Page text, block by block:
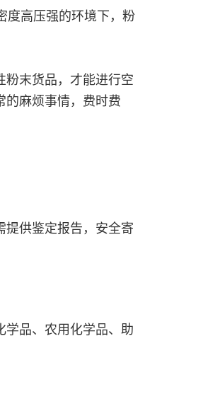
度高压强的环境下，粉
粉末货品，才能进行空
的麻烦事情，费时费
提供鉴定报告，安全寄
学品、农用化学品、助